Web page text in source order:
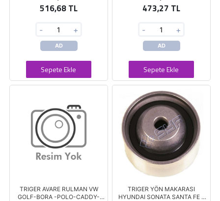
516,68 TL
- +
AD
Sepete Ekle
473,27 TL
- +
AD
Sepete Ekle
TRIGER AVARE RULMAN VW
GOLF-BORA -POLO-CADDY-
TRIGER YÖN MAKARASI
HYUNDAI SONATA SANTA FE -